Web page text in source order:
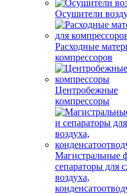
Осушители
Расходные
компрессоров
Центробежные
компрессоры
Магистральные
сепараторы для
воздуха,